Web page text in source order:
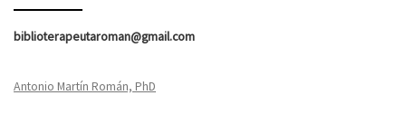
biblioterapeutaroman@gmail.com
Antonio Martín Román, PhD